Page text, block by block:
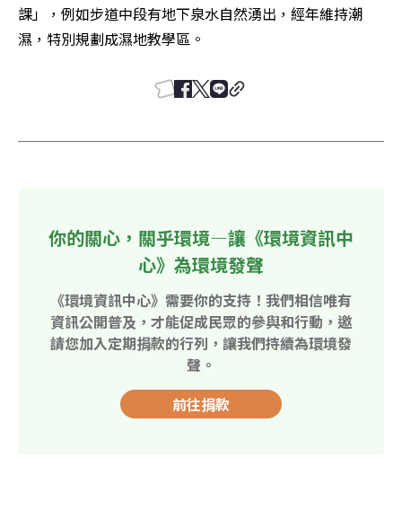
課」，例如步道中段有地下泉水自然湧出，經年維持潮
濕，特別規劃成濕地教學區。
你的關心，關乎環境—讓《環境資訊中
心》為環境發聲
《環境資訊中心》需要你的支持！我們相信唯有
資訊公開普及，才能促成民眾的參與和行動，邀
請您加入定期捐款的行列，讓我們持續為環境發
聲。
前往捐款